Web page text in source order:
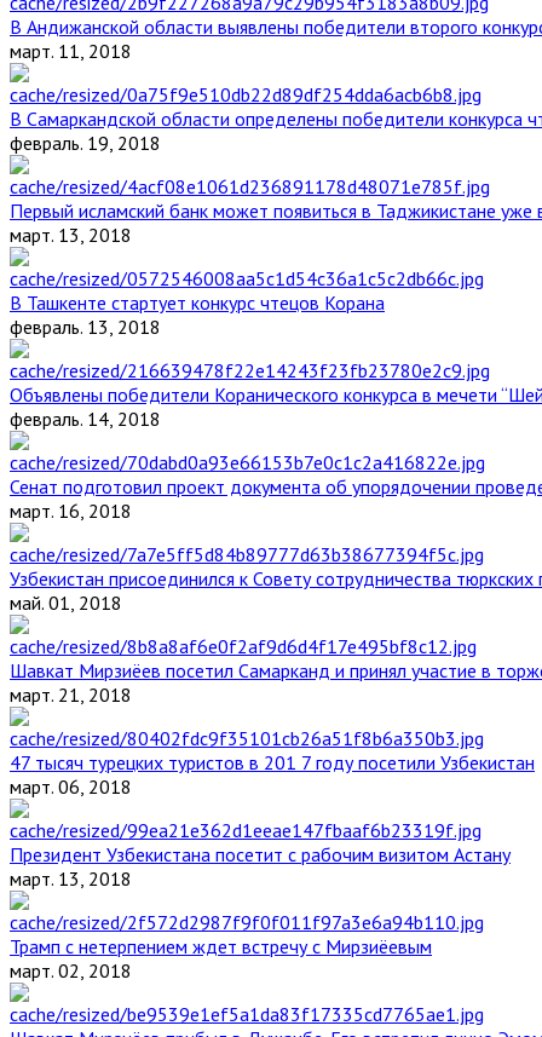
В Андижанской области выявлены победители второго
март. 11, 2018
В Самаркандской области определены победители конкурса
февраль. 19, 2018
Первый исламский банк может появиться в Таджикистане уже
март. 13, 2018
В Ташкенте стартует конкурс чтецов Корана
февраль. 13, 2018
Объявлены победители Коранического конкурса в мечети
февраль. 14, 2018
Сенат подготовил проект документа об упорядочении
март. 16, 2018
Узбекистан присоединился к Совету сотрудничества тюркских
май. 01, 2018
Шавкат Мирзиёев посетил Самарканд и принял участие в
март. 21, 2018
47 тысяч турецких туристов в 201 7 году посетили Узбекистан
март. 06, 2018
Президент Узбекистана посетит с рабочим визитом Астану
март. 13, 2018
Трамп с нетерпением ждет встречу с Мирзиёевым
март. 02, 2018